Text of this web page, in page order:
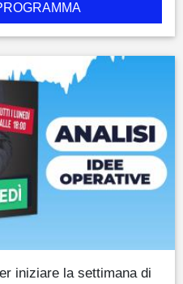
iniziare la settimana di